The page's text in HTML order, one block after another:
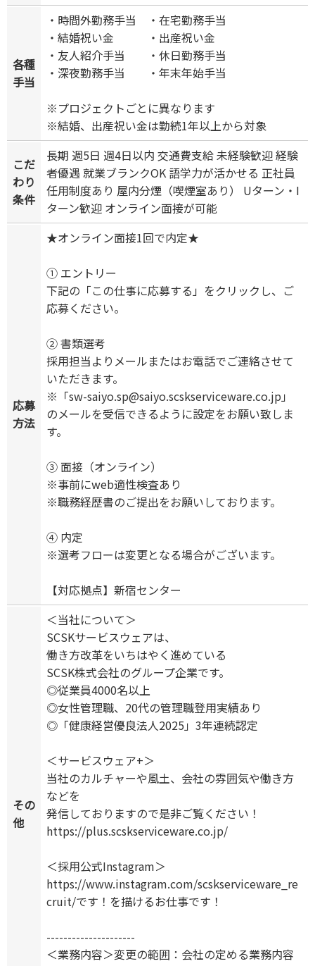
各種
手当
・時間外勤務手当 ・在宅勤務手当
・結婚祝い金 ・出産祝い金
・友人紹介手当 ・休日勤務手当
・深夜勤務手当 ・年末年始手当
※プロジェクトごとに異なります
※結婚、出産祝い金は勤続1年以上から対象
こだ
わり
条件
長期 週5日 週4日以内 交通費支給 未経験歓迎 経験
者優遇 就業ブランクOK 語学力が活かせる 正社員
任用制度あり 屋内分煙（喫煙室あり） Uターン・I
ターン歓迎 オンライン面接が可能
応募
方法
★オンライン面接1回で内定★
① エントリー
下記の「この仕事に応募する」をクリックし、ご
応募ください。
② 書類選考
採用担当よりメールまたはお電話でご連絡させて
いただきます。
※「sw-saiyo.sp@saiyo.scskserviceware.co.jp」
のメールを受信できるように設定をお願い致しま
す。
③ 面接（オンライン）
※事前にweb適性検査あり
※職務経歴書のご提出をお願いしております。
④ 内定
※選考フローは変更となる場合がございます。
【対応拠点】新宿センター
その
他
＜当社について＞
SCSKサービスウェアは、
働き方改革をいちはやく進めている
SCSK株式会社のグループ企業です。
◎従業員4000名以上
◎女性管理職、20代の管理職登用実績あり
◎「健康経営優良法人2025」3年連続認定
＜サービスウェア+＞
当社のカルチャーや風土、会社の雰囲気や働き方
などを
発信しておりますので是非ご覧ください！
https://plus.scskserviceware.co.jp/
＜採用公式Instagram＞
https://www.instagram.com/scskserviceware_re
cruit/です！を描けるお仕事です！
---------------------
＜業務内容＞変更の範囲：会社の定める業務内容